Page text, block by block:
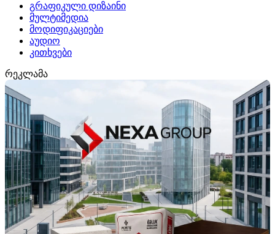
გრაფიკული დიზაინი
მულტიმედია
მოდიფიკაციები
აუდიო
კითხვები
რეკლამა